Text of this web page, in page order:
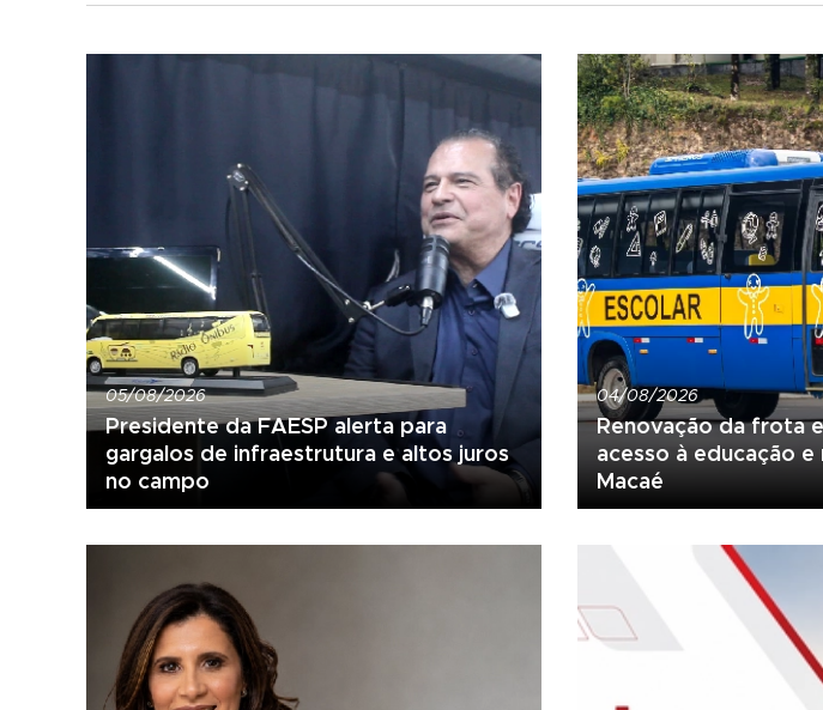
05/08/2026
Presidente da FAESP alerta para
gargalos de infraestrutura e altos juros
no campo
04/08/2026
Renovação da frota
acesso à educação
Macaé